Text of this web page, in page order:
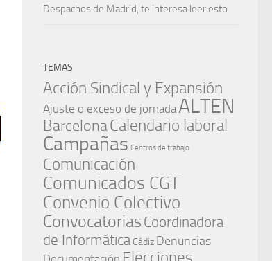
Despachos de Madrid, te interesa leer esto
TEMAS
Acción Sindical y Expansión
Ajuste o exceso de jornada ALTEN
BarcelonaCalendario laboral
Campañas Centros de trabajo
Comunicación
Comunicados CGT
Convenio Colectivo
Convocatorias Coordinadora
de Informática Cádiz Denuncias